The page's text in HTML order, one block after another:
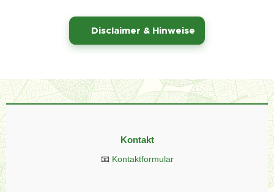
Disclaimer & Hinweise
Kontakt
📧 Kontaktformular